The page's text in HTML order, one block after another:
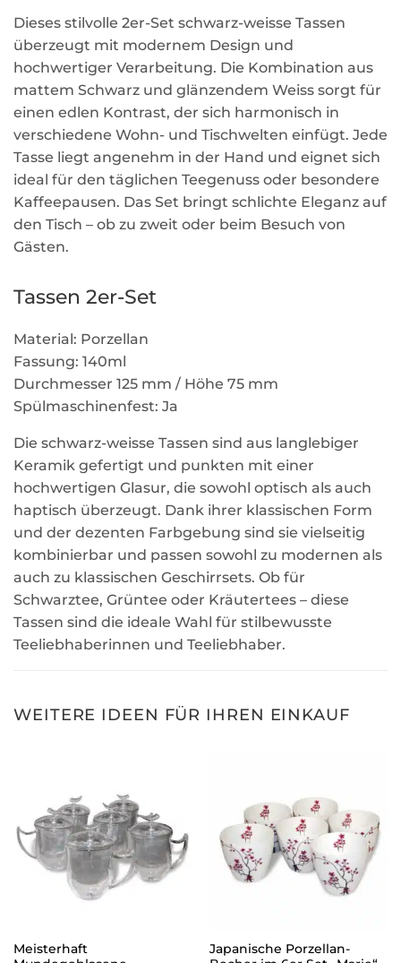
Dieses stilvolle 2er-Set schwarz-weisse Tassen
überzeugt mit modernem Design und
hochwertiger Verarbeitung. Die Kombination aus
mattem Schwarz und glänzendem Weiss sorgt für
einen edlen Kontrast, der sich harmonisch in
verschiedene Wohn- und Tischwelten einfügt. Jede
Tasse liegt angenehm in der Hand und eignet sich
ideal für den täglichen Teegenuss oder besondere
Kaffeepausen. Das Set bringt schlichte Eleganz auf
den Tisch – ob zu zweit oder beim Besuch von
Gästen.
Tassen 2er-Set
Material: Porzellan
Fassung: 140ml
Durchmesser 125 mm / Höhe 75 mm
Spülmaschinenfest: Ja
Die schwarz-weisse Tassen sind aus langlebiger
Keramik gefertigt und punkten mit einer
hochwertigen Glasur, die sowohl optisch als auch
haptisch überzeugt. Dank ihrer klassischen Form
und der dezenten Farbgebung sind sie vielseitig
kombinierbar und passen sowohl zu modernen als
auch zu klassischen Geschirrsets. Ob für
Schwarztee, Grüntee oder Kräutertees – diese
Tassen sind die ideale Wahl für stilbewusste
Teeliebhaberinnen und Teeliebhaber.
WEITERE IDEEN FÜR IHREN EINKAUF
Meisterhaft
Japanische Porzellan-